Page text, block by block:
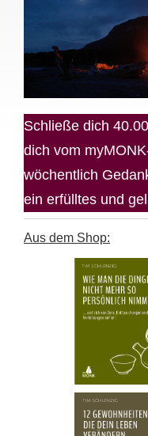
Schließe dich
dich vom
wöchentlich
ein erfülltes und
Aus dem Shop: